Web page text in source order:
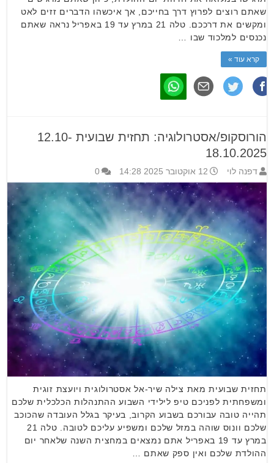
שאתם רוצים לפרוץ דרך בחייכם, אך איכשהו הדברים זזים לאט
ומקשים את דרככם. טלה 21 במרץ עד 19 באפריל נראה שאתם
נכנסים למלכוד שבו …
קרא עוד »
הורוסקופ/אסטרולוגיה: תחזית שבועית 12.10-
18.10.2025
דפנה לוי 12 אוקטובר 2025 14:28 0
תחזית שבועית מאת צילה שיר-אל אסטרולוגית ויועצת זוגית
ומשפחתית לפניכם טיפ לילידי השבוע ההתנהלות הכלכלית שלכם
תהייה טובה עבורכם בשבוע הקרוב, בעיקר בגלל העובדה שהכוכב
שלכם וונוס שוהה במזל שלכם ומשפיע עליכם לטובה. טלה 21
במרץ עד 19 באפריל אתם נמצאים במחצית השנה שלאחר יום
ההולדת שלכם ואין ספק שאתם …